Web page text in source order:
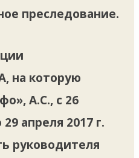
преследование.
на которую
А.С., с 26
апреля 2017 г.
руководителя